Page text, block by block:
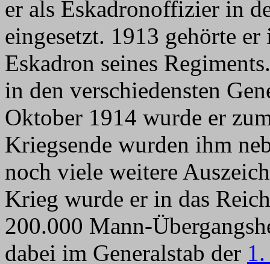
er als Eskadronoffizier in
eingesetzt. 1913 gehörte
Eskadron seines
in den verschiedensten
Oktober 1914 wurde er
Kriegsende wurden ihm
noch viele weitere
Krieg wurde er in das
200.000 Mann-
dabei im Generalstab der